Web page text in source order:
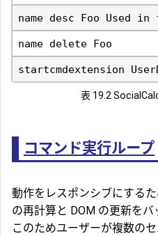
name desc Foo Used
name delete Foo
startcmdextension
表 19.2
コマンド実行ループ
動作をレスポンシブにする
の再計算と DOM の更新をバ
このためユーザーが複数の